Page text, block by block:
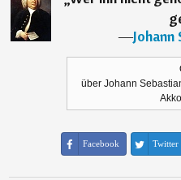
―Johann
über Johann
Facebook Twitter